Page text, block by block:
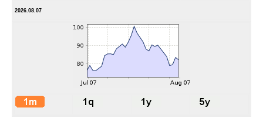
2026.08.07